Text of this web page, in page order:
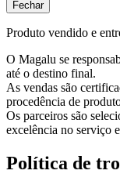
Fechar
Produto vendido e
O Magalu se
até o destino final.
As vendas são
procedência de
Os parceiros são
excelência no serviço
Política de